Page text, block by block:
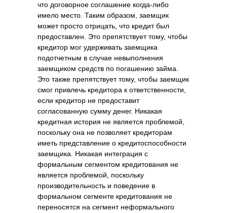
что договорное соглашение когда-либо
имело место. Таким образом, заемщик
может просто отрицать, что кредит был
предоставлен. Это препятствует тому, чтобы
кредитор мог удерживать заемщика
подотчетным в случае невыполнения
заемщиком средств по погашению займа.
Это также препятствует тому, чтобы заемщик
смог привлечь кредитора к ответственности,
если кредитор не предоставит
согласованную сумму денег. Никакая
кредитная история не является проблемой,
поскольку она не позволяет кредиторам
иметь представление о кредитоспособности
заемщика. Никакая интеграция с
формальным сегментом кредитования не
является проблемой, поскольку
производительность и поведение в
формальном сегменте кредитования не
переносятся на сегмент неформального